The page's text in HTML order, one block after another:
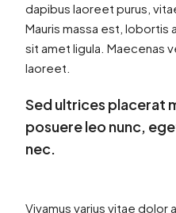
dapibus laoreet purus,
Mauris massa est, lobortis
sit amet ligula. Maecenas
laoreet.
Sed ultrices placerat
posuere leo nunc,
nec.
Vivamus varius vitae dolor